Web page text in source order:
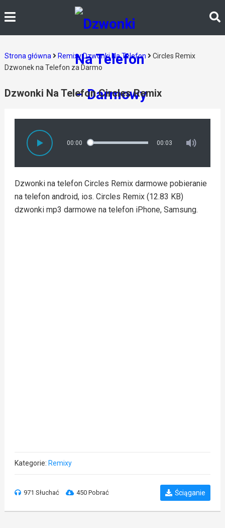
Strona główna Remixy Dzwonki Na Telefon
Circles Remix
Dzwonek na Telefon za Darmo
Dzwonki Na Telefon Circles Remix
00:00 00:03
Dzwonki na telefon Circles Remix darmowe pobieranie
na telefon android, ios. Circles Remix (12.83 KB)
dzwonki mp3 darmowe na telefon iPhone, Samsung.
Kategorie: Remixy
971 Słuchać 450 Pobrać Ściąganie